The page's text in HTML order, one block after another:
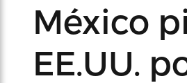
México
EE.UU.